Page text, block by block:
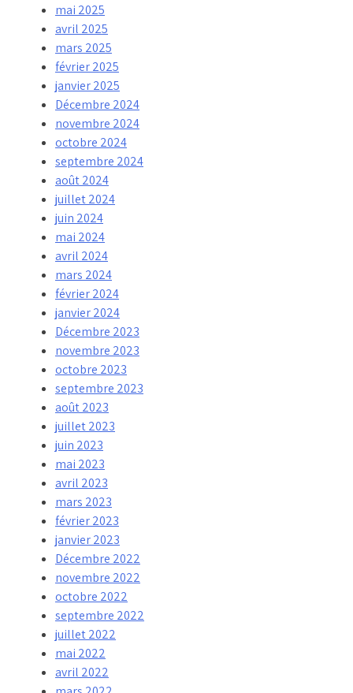
mai 2025
avril 2025
mars 2025
février 2025
janvier 2025
Décembre 2024
novembre 2024
octobre 2024
septembre 2024
août 2024
juillet 2024
juin 2024
mai 2024
avril 2024
mars 2024
février 2024
janvier 2024
Décembre 2023
novembre 2023
octobre 2023
septembre 2023
août 2023
juillet 2023
juin 2023
mai 2023
avril 2023
mars 2023
février 2023
janvier 2023
Décembre 2022
novembre 2022
octobre 2022
septembre 2022
juillet 2022
mai 2022
avril 2022